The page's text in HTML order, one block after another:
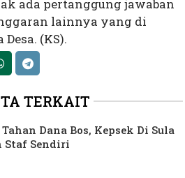
ada pertanggung jawaban
lainnya yang di
(KS).
TERKAIT
Dana Bos, Kepsek Di Sula
Staf Sendiri